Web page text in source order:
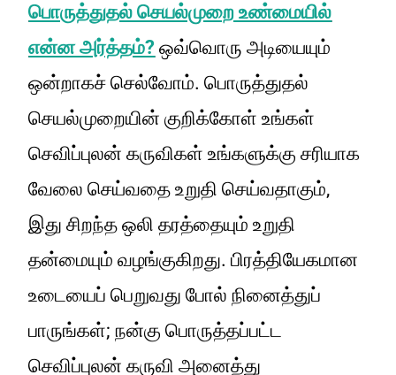
பொருத்துதல் செயல்முறை உண்மையில்
என்ன அர்த்தம்? ஒவ்வொரு அடியையும்
ஒன்றாகச் செல்வோம். பொருத்துதல்
செயல்முறையின் குறிக்கோள் உங்கள்
செவிப்புலன் கருவிகள் உங்களுக்கு சரியாக
வேலை செய்வதை உறுதி செய்வதாகும்,
இது சிறந்த ஒலி தரத்தையும் உறுதி
தன்மையும் வழங்குகிறது. பிரத்தியேகமான
உடையைப் பெறுவது போல் நினைத்துப்
பாருங்கள்; நன்கு பொருத்தப்பட்ட
செவிப்புலன் கருவி அனைத்து